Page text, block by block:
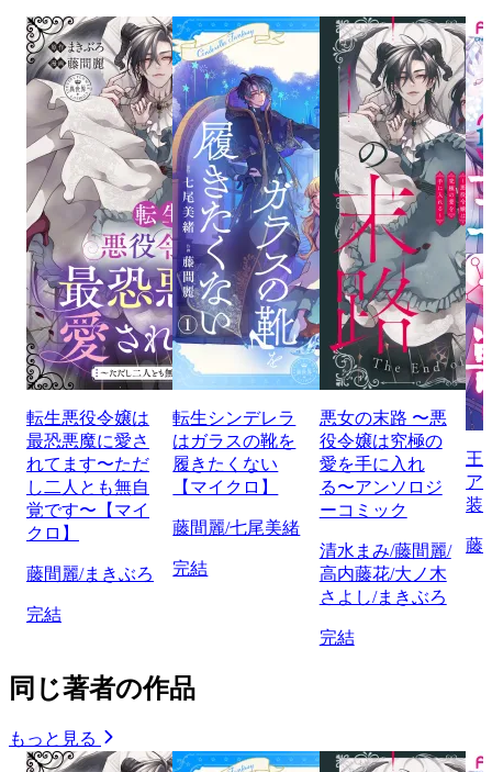
転生悪役令嬢は
最恐悪魔に愛さ
れてます〜ただ
し二人とも無自
覚です〜【マイ
クロ】
藤間麗/まきぶろ
完結
転生シンデレラ
はガラスの靴を
履きたくない
【マイクロ】
藤間麗/七尾美緒
完結
悪女の末路 〜悪
役令嬢は究極の
愛を手に入れ
る〜アンソロジ
ーコミック
清水まみ/藤間麗/
高内藤花/大ノ木
さよし/まきぶろ
完結
王
ア
装
藤
同じ著者の作品
もっと見る